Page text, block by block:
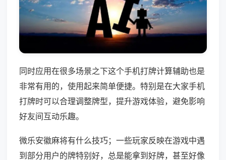
同时应用在很多场景之下这个手机打牌计算辅助也是
非常有用的，使用起来简单便捷。特别是在大家手机
打牌时可以合理调整牌型，提升游戏体验，避免影响
好友间互动乐趣。
微乐安徽麻将有什么技巧；一些玩家反映在游戏中遇
到部分用户的牌特别好，总是能拿到好牌，甚至好像